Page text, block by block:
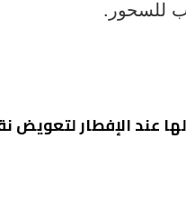
للسحور.
عند الإفطار